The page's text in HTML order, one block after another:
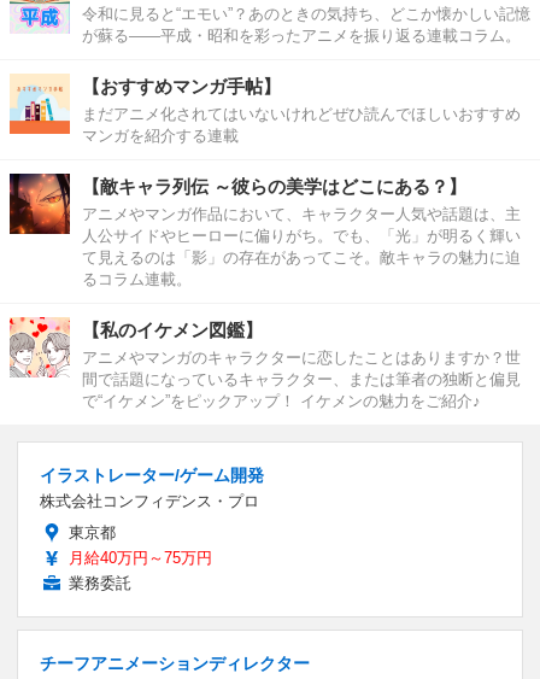
令和に見ると“エモい”？あのときの気持ち、どこか懐かしい記憶
が蘇る――平成・昭和を彩ったアニメを振り返る連載コラム。
【おすすめマンガ手帖】
まだアニメ化されてはいないけれどぜひ読んでほしいおすすめ
マンガを紹介する連載
【敵キャラ列伝 ～彼らの美学はどこにある？】
アニメやマンガ作品において、キャラクター人気や話題は、主
人公サイドやヒーローに偏りがち。でも、「光」が明るく輝い
て見えるのは「影」の存在があってこそ。敵キャラの魅力に迫
るコラム連載。
【私のイケメン図鑑】
アニメやマンガのキャラクターに恋したことはありますか？世
間で話題になっているキャラクター、または筆者の独断と偏見
で“イケメン”をピックアップ！ イケメンの魅力をご紹介♪
イラストレーター/ゲーム開発
株式会社コンフィデンス・プロ
東京都
月給40万円～75万円
業務委託
チーフアニメーションディレクター